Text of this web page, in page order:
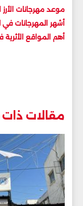
موعد مهرجانات الأرز
أشهر المهرجانات في
أهم المواقع
مقالات